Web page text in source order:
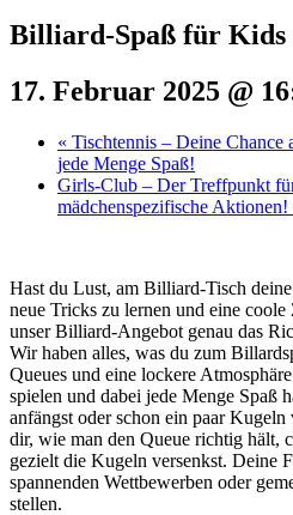
Billiard-Spaß für Kids
17. Februar 2025 @
« Tischtennis – Deine Chance
jede Menge Spaß!
Girls-Club – Der Treffpunkt
mädchenspezifische Aktionen!
Hast du Lust, am Billiard-Tisch
neue Tricks zu lernen und eine
unser Billiard-Angebot genau das
Wir haben alles, was du zum
Queues und eine lockere
spielen und dabei jede Menge Spaß
anfängst oder schon ein paar
dir, wie man den Queue richtig hält,
gezielt die Kugeln versenkst. Deine
spannenden Wettbewerben oder
stellen.